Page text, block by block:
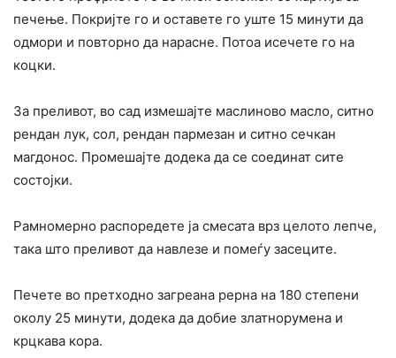
печење. Покријте го и оставете го уште 15 минути да
одмори и повторно да нарасне. Потоа исечете го на
коцки.
За преливот, во сад измешајте маслиново масло, ситно
рендан лук, сол, рендан пармезан и ситно сечкан
магдонос. Промешајте додека да се соединат сите
состојки.
Рамномерно распоредете ја смесата врз целото лепче,
така што преливот да навлезе и помеѓу засеците.
Печете во претходно загреана рерна на 180 степени
околу 25 минути, додека да добие златнорумена и
крцкава кора.